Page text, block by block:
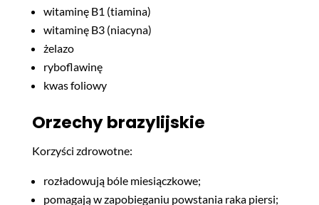
witaminę B1 (tiamina)
witaminę B3 (niacyna)
żelazo
ryboflawinę
kwas foliowy
Orzechy brazylijskie
Korzyści zdrowotne:
rozładowują bóle miesiączkowe;
pomagają w zapobieganiu powstania raka piersi;